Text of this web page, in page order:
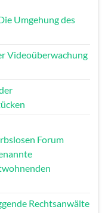
Umgehung des
Videoüberwachung
Forum
Rechtsanwälte